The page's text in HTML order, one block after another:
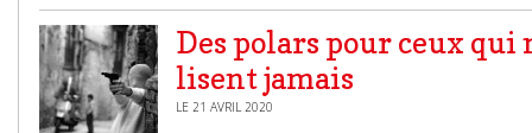
Des polars pour ceux qui
lisent jamais
LE 21 AVRIL 2020